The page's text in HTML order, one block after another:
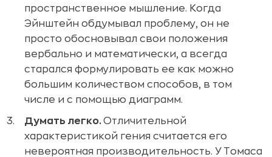
пространственное мышление. Когда
Эйнштейн обдумывал проблему, он не
просто обосновывал свои положения
вербально и математически, а всегда
старался формулировать ее как можно
большим количеством способов, в том
числе и с помощью диаграмм.
Думать легко.Отличительной
характеристикой гения считается его
невероятная производительность. У Томаса